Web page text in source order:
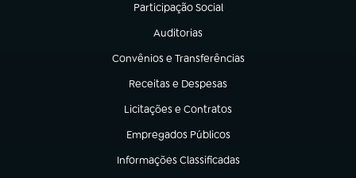
Participação Social
(abre em nova aba)
Auditorias
(abre em nova aba)
Convênios e Transferências
(abre em nova aba)
Receitas e Despesas
(abre em nova aba)
Licitações e Contratos
(abre em nova aba)
Empregados Públicos
(abre em nova aba)
Informações Classificadas
(abre em nova aba)